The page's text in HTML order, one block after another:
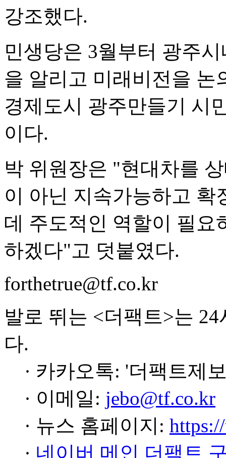
강조했다.
민생당은 3월부터 광주
을 알리고 미래비전을 논
경제도시 광주만들기 시
이다.
박 위원장은 "현대차를
이 아닌 지속가능하고
데 주도적인 역할이 필요
하겠다"고 덧붙였다.
forthetrue@tf.co.kr
발로 뛰는 <더팩트>는
다.
· 카카오톡: '더팩트제
· 이메일: jebo@tf.co.kr
· 뉴스 홈페이지:
· 네이버 메인 더팩트